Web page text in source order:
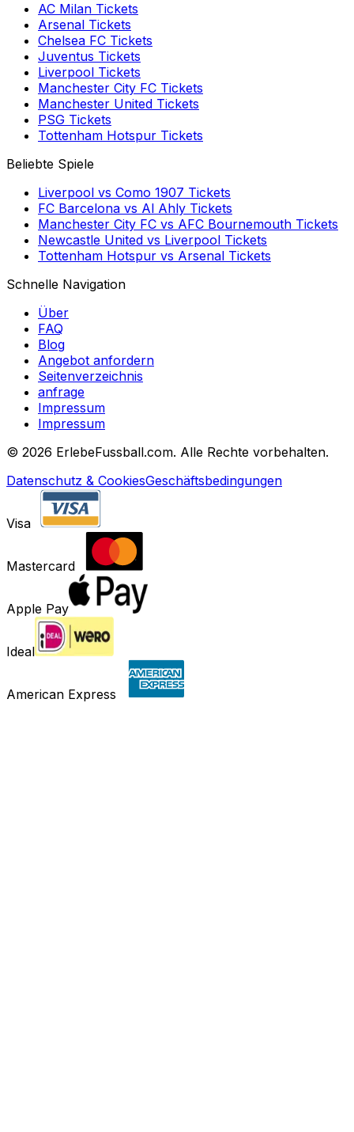
AC Milan Tickets
Arsenal Tickets
Chelsea FC Tickets
Juventus Tickets
Liverpool Tickets
Manchester City FC Tickets
Manchester United Tickets
PSG Tickets
Tottenham Hotspur Tickets
Beliebte Spiele
Liverpool vs Como 1907 Tickets
FC Barcelona vs Al Ahly Tickets
Manchester City FC vs AFC Bournemouth Tickets
Newcastle United vs Liverpool Tickets
Tottenham Hotspur vs Arsenal Tickets
Schnelle Navigation
Über
FAQ
Blog
Angebot anfordern
Seitenverzeichnis
anfrage
Impressum
Impressum
© 2026 ErlebeFussball.com. Alle Rechte vorbehalten.
Datenschutz & CookiesGeschäftsbedingungen
Visa
Mastercard
Apple Pay
Ideal
American Express